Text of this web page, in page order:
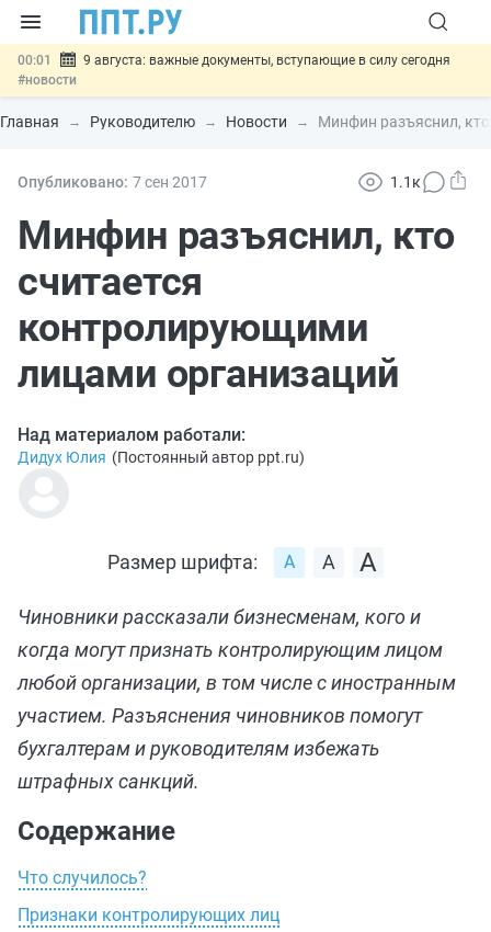
00:01
9 августа: важные документы, вступающие в силу сегодня
#новости
07.08 Подписан закон о блокировке продажи опасных товаров через
«Честный знак»#новости
07.08 Госпошлину за устранение ошибок в документах предлагают
07.08
Важно
отношений #новости
Главная Руководителю Новости Минфин разъяснил,
Опубликовано: 7 сен 2017 1.1к
Минфин разъяснил, кто
считается
контролирующими
лицами организаций
Над материалом работали:
Дидух Юлия (Постоянный автор ppt.ru)
Размер шрифта:
Чиновники рассказали бизнесменам, кого и
когда могут признать контролирующим лицом
любой организации, в том числе с иностранным
участием. Разъяснения чиновников помогут
бухгалтерам и руководителям избежать
штрафных санкций.
Содержание
Что случилось?
Признаки контролирующих лиц